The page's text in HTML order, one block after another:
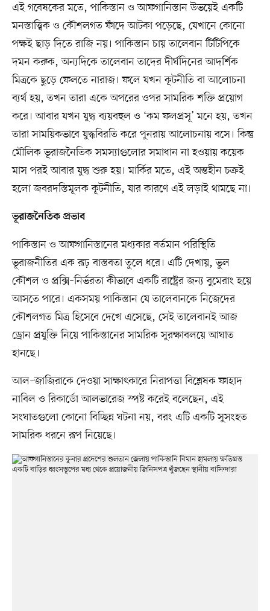
এই গবেষকের মতে, পাকিস্তান ও আফগানিস্তান উভয়েই একটি
মনস্তাত্ত্বিক ও কৌশলগত ফাঁদে আটকা পড়েছে, যেখানে কোনো
পক্ষই ছাড় দিতে রাজি নয়। পাকিস্তান চায় তালেবান টিটিপিকে
দমন করুক, অন্যদিকে তালেবান তাদের দীর্ঘদিনের আদর্শিক
মিত্রকে ছুড়ে ফেলতে নারাজ। ফলে যখন কূটনীতি বা আলোচনা
ব্যর্থ হয়, তখন তারা একে অপরের ওপর সামরিক শক্তি প্রয়োগ
করে। আবার যখন যুদ্ধ ব্যয়বহুল ও ‘কম ফলপ্রসূ’ মনে হয়, তখন
তারা সাময়িকভাবে যুদ্ধবিরতি করে পুনরায় আলোচনায় বসে। কিন্তু
মৌলিক ভূরাজনৈতিক সমস্যাগুলোর সমাধান না হওয়ায় কয়েক
মাস পরই আবার যুদ্ধ শুরু হয়। মার্কির মতে, এই অন্তহীন চক্রই
হলো জবরদস্তিমূলক কূটনীতি, যার কারণে এই লড়াই থামছে না।
ভূরাজনৈতিক প্রভাব
পাকিস্তান ও আফগানিস্তানের মধ্যকার বর্তমান পরিস্থিতি
ভূরাজনীতির এক রূঢ় বাস্তবতা তুলে ধরে। এটি দেখায়, ভুল
কৌশল ও প্রক্সি–নির্ভরতা কীভাবে একটি রাষ্ট্রের জন্য বুমেরাং হয়ে
আসতে পারে। একসময় পাকিস্তান যে তালেবানকে নিজেদের
কৌশলগত মিত্র হিসেবে দেখে এসেছে, সেই তালেবানই আজ
ড্রোন প্রযুক্তি নিয়ে পাকিস্তানের সামরিক সুরক্ষাবলয়ে আঘাত
হানছে।
আল–জাজিরাকে দেওয়া সাক্ষাৎকারে নিরাপত্তা বিশ্লেষক ফাহাদ
নাবিল ও রিকার্ডো আলভারেজ স্পষ্ট করেই বলেছেন, এই
সংঘাতগুলো কোনো বিচ্ছিন্ন ঘটনা নয়, বরং এটি একটি সুসংহত
সামরিক ধরনে রূপ নিয়েছে।